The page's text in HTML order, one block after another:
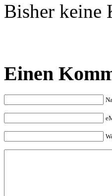
Bisher keine
Einen